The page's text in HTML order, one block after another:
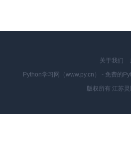
关于我们
Python学习网（www.py.cn） - 免费的
版权所有 江苏